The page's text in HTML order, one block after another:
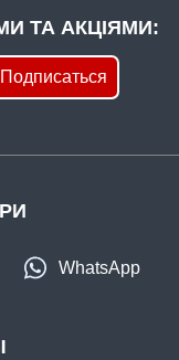
ТА АКЦІЯМИ:
Подписаться
WhatsApp